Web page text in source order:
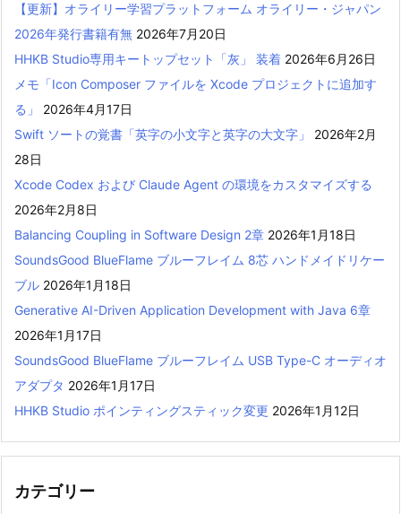
【更新】オライリー学習プラットフォーム オライリー・ジャパン
2026年発行書籍有無 2026年7月20日
HHKB Studio専用キートップセット「灰」 装着 2026年6月26日
メモ「Icon Composer ファイルを Xcode プロジェクトに追加す
る」
2026年4月17日
Swift ソートの覚書「英字の小文字と英字の大文字」
2026年2月
28日
Xcode Codex および Claude Agent の環境をカスタマイズする
2026年2月8日
Balancing Coupling in Software Design 2章 2026年1月18日
SoundsGood BlueFlame ブルーフレイム 8芯 ハンドメイドリケー
ブル 2026年1月18日
Generative AI-Driven Application Development with Java 6章
2026年1月17日
SoundsGood BlueFlame ブルーフレイム USB Type-C オーディオ
アダプタ 2026年1月17日
HHKB Studio ポインティングスティック変更 2026年1月12日
カテゴリー